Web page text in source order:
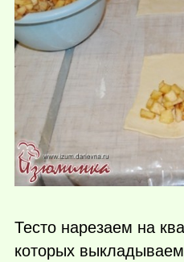
Тесто нарезаем на
которых выкладываем